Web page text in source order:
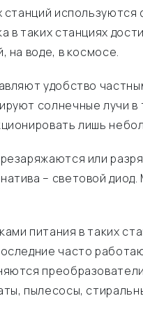
станций
в таких станциях
на воде, в космосе.
удобство
солнечные лучи
лишь
или
– световой
питания в таких
часто
пылесосы,